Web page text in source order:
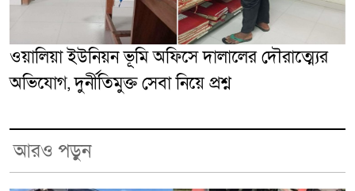
ওয়ালিয়া ইউনিয়ন ভূমি অফিসে দালালের দৌরাত্ম্যের
অভিযোগ, দুর্নীতিমুক্ত সেবা নিয়ে প্রশ্ন
আরও পড়ুন